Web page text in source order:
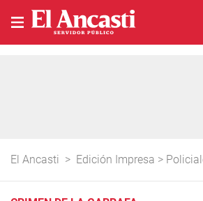
El Ancasti > Edición Impresa >